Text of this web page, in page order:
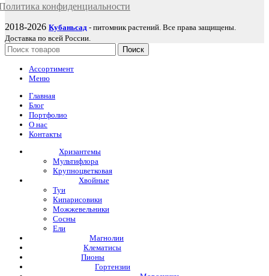
конфиденциальности
2018-2026 Кубаньсад - питомник растений. Все права защищены.
Доставка по всей России.
Поиск
Ассортимент
Меню
Главная
Блог
Портфолио
О нас
Контакты
Хризантемы
Мультифлора
Крупноцветковая
Хвойные
Туи
Кипарисовики
Можжевельники
Сосны
Ели
Магнолии
Клематисы
Пионы
Гортензии